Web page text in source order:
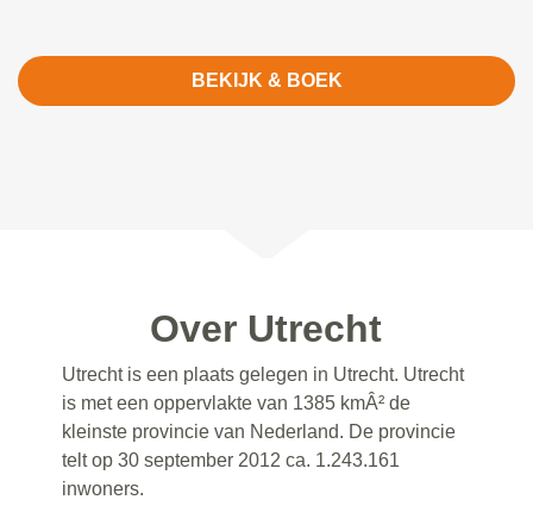
BEKIJK & BOEK
Over Utrecht
Utrecht is een plaats gelegen in Utrecht. Utrecht
is met een oppervlakte van 1385 kmÂ² de
kleinste provincie van Nederland. De provincie
telt op 30 september 2012 ca. 1.243.161
inwoners.